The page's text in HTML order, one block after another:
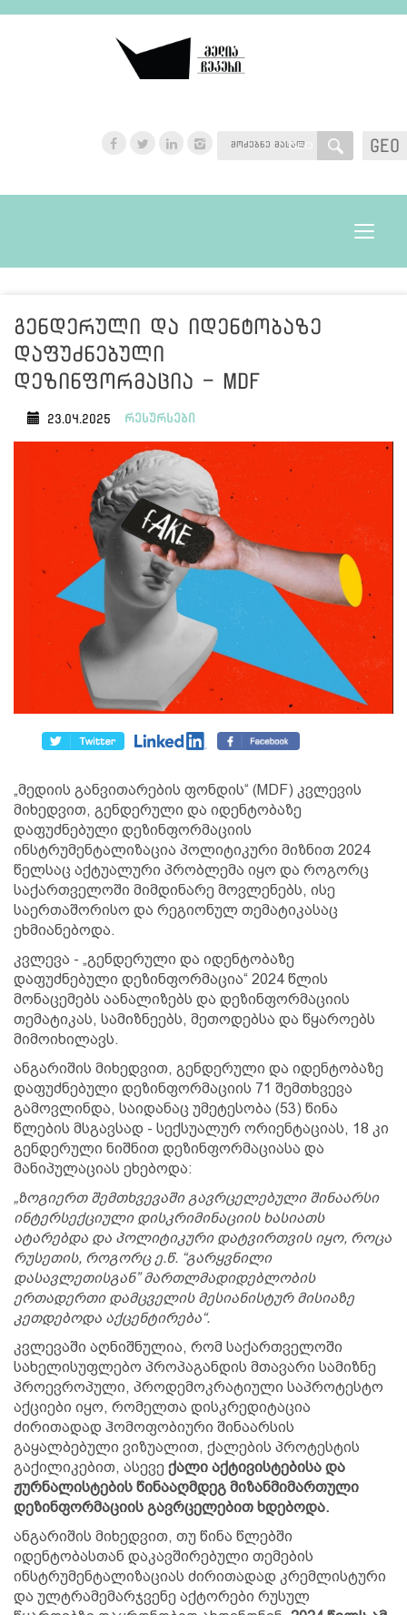
GEO
GEO
Toggle
გენდერული და იდენტობაზე
დაფუძნებული
დეზინფორმაცია - MDF
23.04.2025 რესურსები
„მედიის განვითარების ფონდის“ (MDF) კვლევის
მიხედვით, გენდერული და იდენტობაზე
დაფუძნებული დეზინფორმაციის
ინსტრუმენტალიზაცია პოლიტიკური მიზნით 2024
წელსაც აქტუალური პრობლემა იყო და როგორც
საქართველოში მიმდინარე მოვლენებს, ისე
საერთაშორისო და რეგიონულ თემატიკასაც
ეხმიანებოდა.
კვლევა - „გენდერული და იდენტობაზე
დაფუძნებული დეზინფორმაცია“ 2024 წლის
მონაცემებს აანალიზებს და დეზინფორმაციის
თემატიკას, სამიზნეებს, მეთოდებსა და წყაროებს
მიმოიხილავს.
ანგარიშის მიხედვით, გენდერული და იდენტობაზე
დაფუძნებული დეზინფორმაციის 71 შემთხვევა
გამოვლინდა, საიდანაც უმეტესობა (53) წინა
წლების მსგავსად - სექსუალურ ორიენტაციას, 18 კი
გენდერული ნიშნით დეზინფორმაციასა და
მანიპულაციას ეხებოდა:
„ზოგიერთ შემთხვევაში გავრცელებული შინაარსი
ინტერსექციული დისკრიმინაციის ხასიათს
ატარებდა და პოლიტიკური დატვირთვის იყო, როცა
რუსეთის, როგორც ე.წ. “გარყვნილი
დასავლეთისგან” მართლმადიდებლობის
ერთადერთი დამცველის მესიანისტურ მისიაზე
კეთდებოდა აქცენტირება“.
კვლევაში აღნიშნულია, რომ საქართველოში
სახელისუფლებო პროპაგანდის მთავარი სამიზნე
პროევროპული, პროდემოკრატიული საპროტესტო
აქციები იყო, რომელთა დისკრედიტაცია
ძირითადად ჰომოფობიური შინაარსის
გაყალბებული ვიზუალით, ქალების პროტესტის
გაქილიკებით, ასევე ქალი აქტივისტებისა და
ჟურნალისტების წინააღმდეგ მიზანმიმართული
დეზინფორმაციის გავრცელებით ხდებოდა.
ანგარიშის მიხედვით, თუ წინა წლებში
იდენტობასთან დაკავშირებული თემების
ინსტრუმენტალიზაციას ძირითადად კრემლისტური
და ულტრამემარჯვენე აქტორები რუსულ